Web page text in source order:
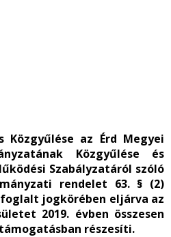
Közgyűlése az Érd Megyei
Közgyűlése és
Szabályzatáról szóló
rendelet 63. § (2)
jogkörében eljárva az
2019. évben összesen
támogatásban részesíti.